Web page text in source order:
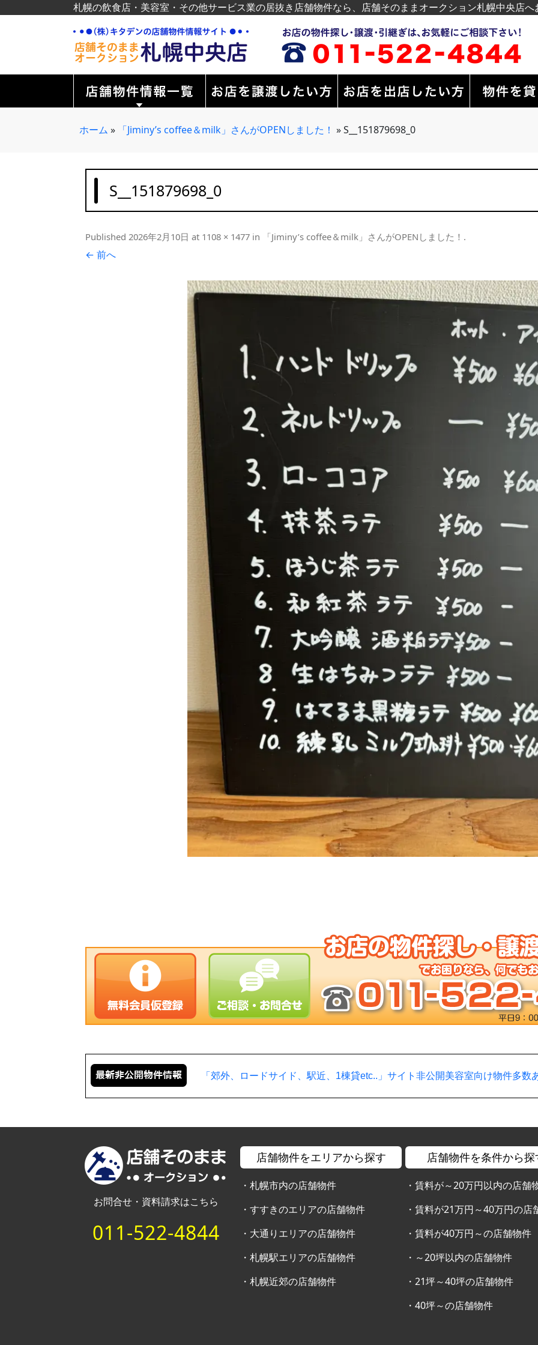
札幌の飲食店・美容室・その他サービス業の居抜き店舗物件なら、店舗そのままオークション札幌中央店
ホーム » 「Jiminy’s coffee＆milk」さんがOPENしました！ »S__151879698_0
S__151879698_0
Published 2026年2月10日 at 1108 × 1477 in 「Jiminy’s coffee＆milk」さんがOPENしました！ .
← 前へ
「郊外、ロードサイド、駅近、1棟貸etc..」サイト非公開美容室向け物件多
お問合せ・資料請求はこちら
011-522-4844
店舗物件をエリアから探す
・札幌市内の店舗物件
・すすきのエリアの店舗物件
・ 大通りエリアの店舗物件
・札幌駅エリアの店舗物件
・札幌近郊の店舗物件
店舗物件を条件から探
・賃料が～20万円以内の店舗
・賃料が21万円～40万円の店
・賃料が40万円～の店舗物件
・ ～20坪以内の店舗物件
・21坪～40坪の店舗物件
・40坪～の店舗物件